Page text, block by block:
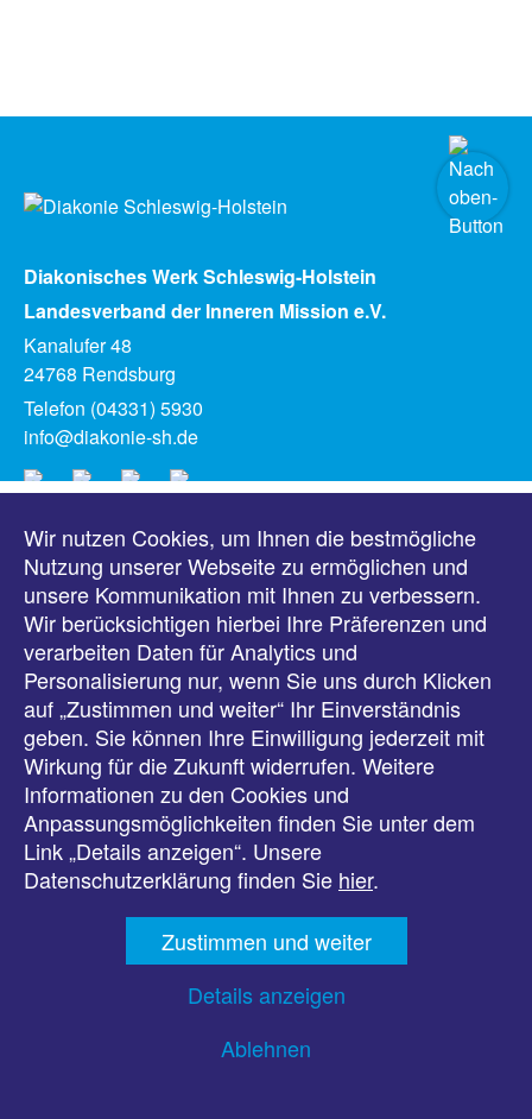
Diakonisches Werk Schleswig-Holstein
Landesverband der Inneren Mission e.V.
Kanalufer 48
24768 Rendsburg
Telefon (04331) 5930
info@diakonie-sh.de
Meldungen
Veranstaltungen
Downloads
Presse
Karriere
Kontakt
Datenschutz
Wir nutzen Cookies, um Ihnen die bestmögliche
Nutzung unserer Webseite zu ermöglichen und
unsere Kommunikation mit Ihnen zu verbessern.
Wir berücksichtigen hierbei Ihre Präferenzen und
verarbeiten Daten für Analytics und
Personalisierung nur, wenn Sie uns durch Klicken
auf „Zustimmen und weiter“ Ihr Einverständnis
geben. Sie können Ihre Einwilligung jederzeit mit
Wirkung für die Zukunft widerrufen. Weitere
Informationen zu den Cookies und
Anpassungsmöglichkeiten finden Sie unter dem
Link „Details anzeigen“. Unsere
Datenschutzerklärung finden Sie hier.
Zustimmen und weiter
Details anzeigen
Ablehnen